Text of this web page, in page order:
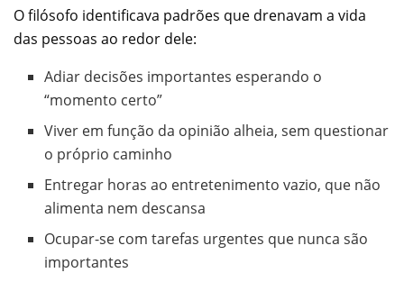
O filósofo identificava padrões que drenavam a vida
das pessoas ao redor dele:
Adiar decisões importantes esperando o
“momento certo”
Viver em função da opinião alheia, sem questionar
o próprio caminho
Entregar horas ao entretenimento vazio, que não
alimenta nem descansa
Ocupar-se com tarefas urgentes que nunca são
importantes